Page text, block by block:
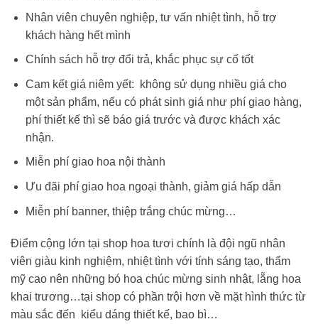
Nhân viên chuyên nghiệp, tư vấn nhiệt tình, hỗ trợ
khách hàng hết mình
Chính sách hỗ trợ đổi trả, khắc phục sự cố tốt
Cam kết giá niêm yết: không sử dụng nhiều giá cho
một sản phẩm, nếu có phát sinh giá như phí giao hàng,
phí thiết kế thì sẽ báo giá trước và được khách xác
nhận.
Miễn phí giao hoa nội thành
Ưu đãi phí giao hoa ngoại thành, giảm giá hấp dẫn
Miễn phí banner, thiệp trắng chúc mừng…
Điểm cộng lớn tại shop hoa tươi chính là đội ngũ nhân
viên giàu kinh nghiệm, nhiệt tình với tính sáng tạo, thẩm
mỹ cao nên những bó hoa chúc mừng sinh nhật, lẵng hoa
khai trương…tại shop có phần trội hơn về mặt hình thức từ
màu sắc đến kiểu dáng thiết kế, bao bì…